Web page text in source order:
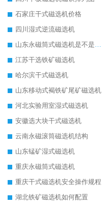
石家庄干式磁选机价格
四川湿式逆流磁选机
山东永磁筒式磁选机是不是强磁
江苏干选铁矿磁选机
哈尔滨干式磁选机
山东移动式褐铁矿尾矿磁选机
河北实验用室湿式磁选机
安徽选大块干式磁选机
云南永磁滚筒磁选机结构
山东锰矿湿式磁选机
重庆永磁筒式磁选机
重庆干式磁选机安全操作规程
湖北铁矿磁选机如何配置